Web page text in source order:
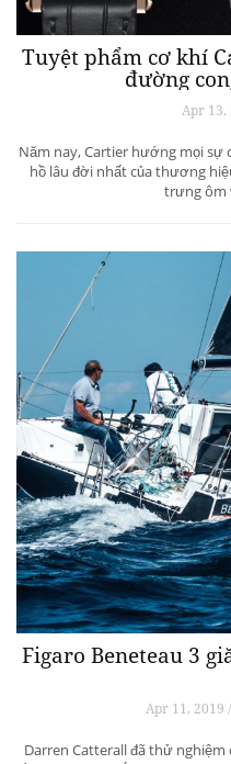
Tuyệt phẩm cơ khí
đường
Apr 13,
Năm nay, Cartier hướng mọi
hồ lâu đời nhất của thương
trưng ôm
Figaro Beneteau 3
Apr 11,
Darren Catterall đã thử nghiệm